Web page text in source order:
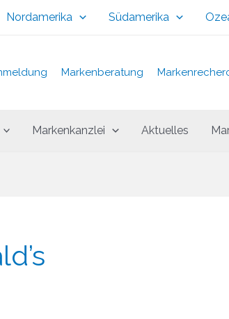
Nordamerika Südamerika
Markenberatung
Markenkanzlei Aktuelles